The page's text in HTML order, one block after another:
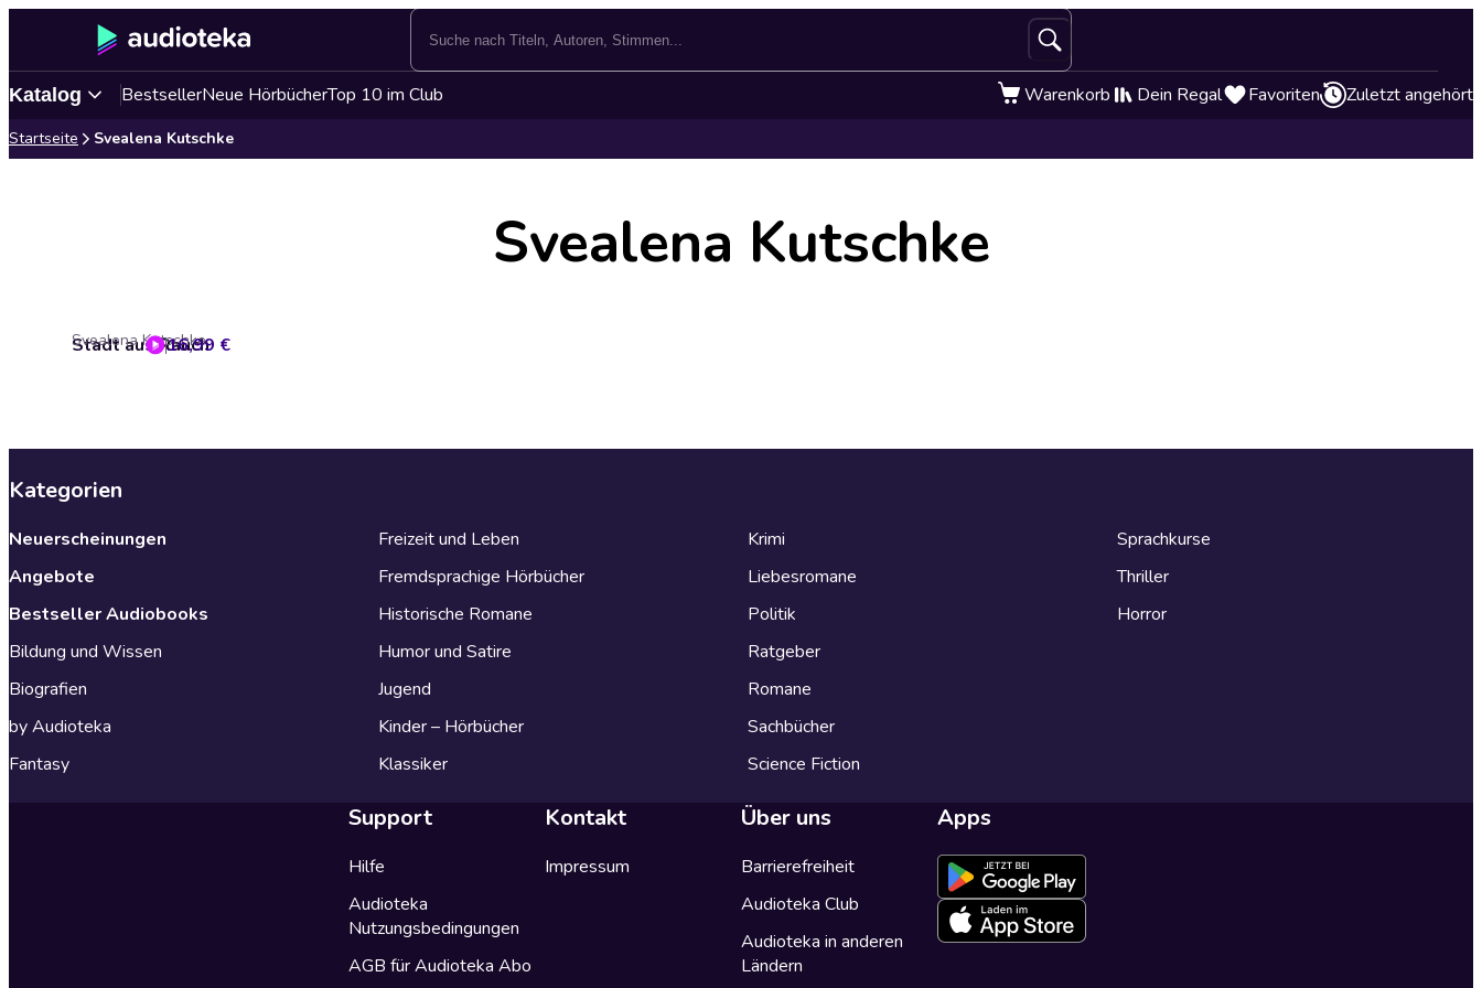
Katalog BestsellerNeue HörbücherTop 10 im Club Warenkorb Dein Regal Favoriten Zuletzt angehört
Startseite Svealena Kutschke
Svealena Kutschke
Stadt aus Rauch
Svealena Kutschke
16,99 €
Kategorien
Neuerscheinungen
Angebote
Bestseller Audiobooks
Bildung und Wissen
Biografien
by Audioteka
Fantasy
Freizeit und Leben
Fremdsprachige Hörbücher
Historische Romane
Humor und Satire
Jugend
Kinder – Hörbücher
Klassiker
Krimi
Liebesromane
Politik
Ratgeber
Romane
Sachbücher
Science Fiction
Sprachkurse
Thriller
Horror
Support
Hilfe
Audioteka
Nutzungsbedingungen
AGB für Audioteka Abo
Kontakt
Impressum
Über uns
Barrierefreiheit
Audioteka Club
Audioteka in anderen
Ländern
Apps